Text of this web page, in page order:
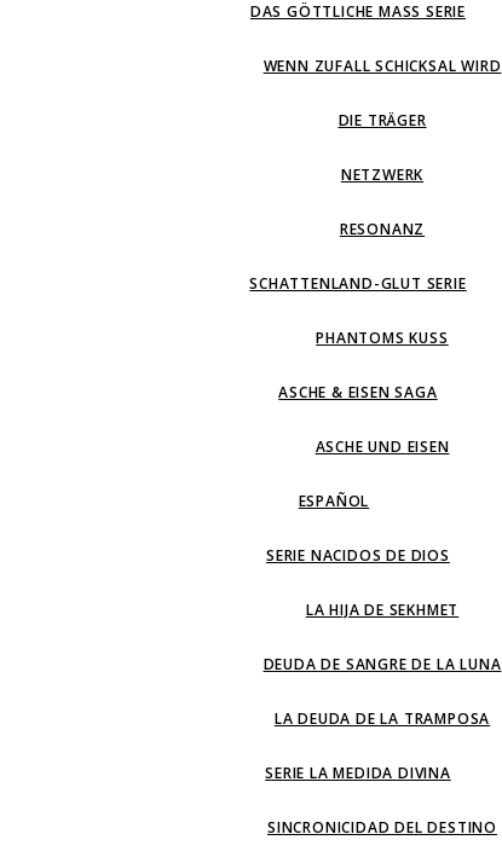
DAS GÖTTLICHE MASS SERIE
WENN ZUFALL SCHICKSAL WIRD
DIE TRÄGER
NETZWERK
RESONANZ
SCHATTENLAND-GLUT SERIE
PHANTOMS KUSS
ASCHE & EISEN SAGA
ASCHE UND EISEN
ESPAÑOL
SERIE NACIDOS DE DIOS
LA HIJA DE SEKHMET
DEUDA DE SANGRE DE LA LUNA
LA DEUDA DE LA TRAMPOSA
SERIE LA MEDIDA DIVINA
SINCRONICIDAD DEL DESTINO